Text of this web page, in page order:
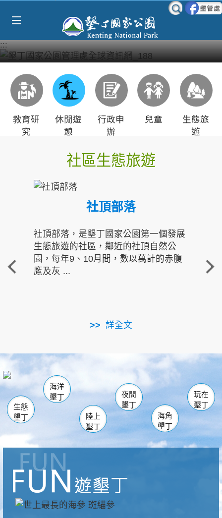
:::
教育研
究
休閒遊
憩
行政申
辦
兒童
生態旅
遊
社區生態旅遊
社頂部落
社頂部落，是墾丁國家公園第一個發展
生態旅遊的社區，鄰近的社頂自然公
園，每年9、10月間，數以萬計的赤腹
鷹及灰 ...
詳全文
重
走進
南仁湖
海生館
恆春 佳樂水
龍鑾潭自然中心 森林遊樂區
瓊麻館
關山 墾管處遊客中心
社頂公園 風吹沙
船帆石
白砂 龍磐公園
香蕉灣
砂島
鵝鑾鼻
生態
墾丁
海洋
墾丁
陸上
墾丁
夜間
墾丁
海角
墾丁
玩在
墾丁